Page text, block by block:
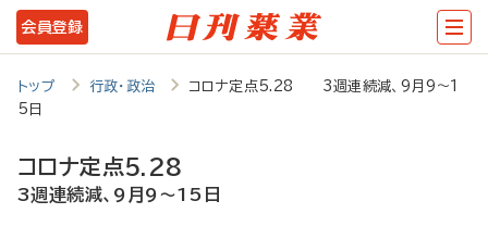
メ
イ
テ
会員登録
トップ 行政・政治
コロナ定点5.28 3週連続減、9月9～1
5日
コロナ定点5.28
3週連続減、9月9～15日